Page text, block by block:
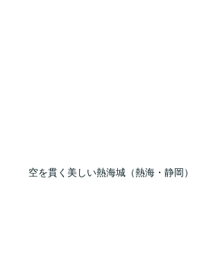
空を貫く美しい熱海城（熱海・静岡）